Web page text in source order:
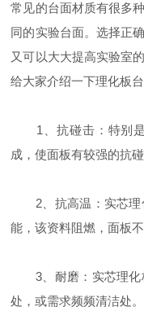
常见的台面材质有很多
同的实验台面。选择正
又可以大大提高实验室
给大家介绍一下理化板
1、抗碰击：特别是
成，使面板有较强的抗碰
2、抗高温：实芯理
能，该资料阻燃，面板
3、耐磨：实芯理化
处，或需求频频清洁处。